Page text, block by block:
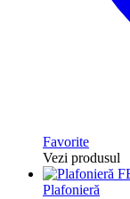
Favorite
Vezi produsul
Plafonieră